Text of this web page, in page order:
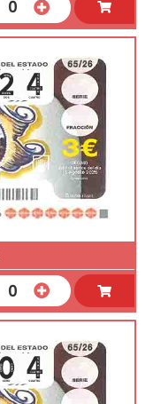
0
0